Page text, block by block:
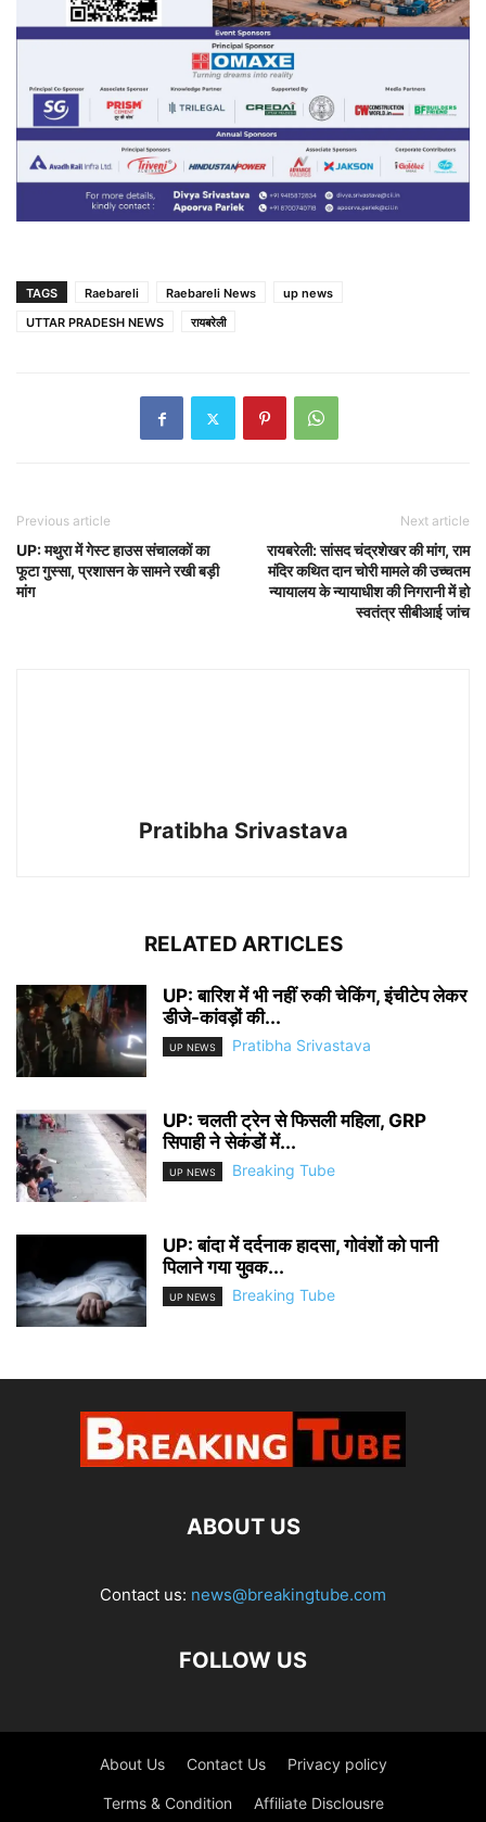
TAGS Raebareli Raebareli News
up news
UTTAR PRADESH NEWS
रायबरेली
Previous article
UP: मथुरा में गेस्ट हाउस संचालकों का
फूटा गुस्सा, प्रशासन के सामने रखी बड़ी
मांग
Next article
रायबरेली: सांसद चंद्रशेखर की मांग, राम
मंदिर कथित दान चोरी मामले की उच्चतम
न्यायालय के न्यायाधीश की निगरानी में हो
स्वतंत्र सीबीआई जांच
Pratibha Srivastava
RELATED ARTICLES
UP: बारिश में भी नहीं रुकी चेकिंग, इंचीटेप लेकर
डीजे-कांवड़ों की...
UP NEWS Pratibha Srivastava
UP: चलती ट्रेन से फिसली महिला, GRP
सिपाही ने सेकंडों में...
UP NEWS Breaking Tube
UP: बांदा में दर्दनाक हादसा, गोवंशों को पानी
पिलाने गया युवक...
UP NEWS Breaking Tube
ABOUT US
Contact us: news@breakingtube.com
FOLLOW US
About Us Contact Us Privacy policy
Terms & Condition Affiliate Disclousre